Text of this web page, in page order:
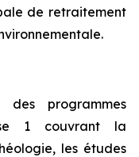
de retraitement
programmes
1 couvrant la
les études